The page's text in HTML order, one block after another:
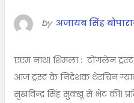
by अजायब सिंह
एएम नाथ। शिमला : टोंगलेन
आज ट्रस्ट के निदेशक थेरचिन
सुखविन्द्र सिंह सुक्खू से भेंट की।